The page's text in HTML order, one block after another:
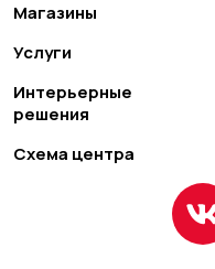
Магазины
Услуги
Интерьерные
решения
Схема центра